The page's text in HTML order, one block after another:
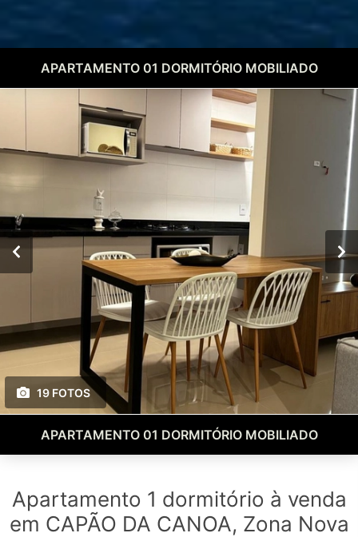
APARTAMENTO 01 DORMITÓRIO MOBILIADO
19 FOTOS
APARTAMENTO 01 DORMITÓRIO MOBILIADO
Apartamento 1 dormitório à venda
em CAPÃO DA CANOA, Zona Nova